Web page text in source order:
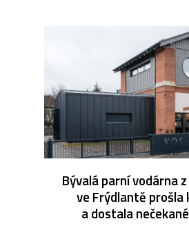
Bývalá parní vodárna
ve Frýdlantě prošla
a dostala